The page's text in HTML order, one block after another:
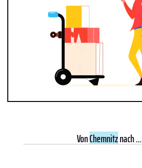
VonChemnitznach ...